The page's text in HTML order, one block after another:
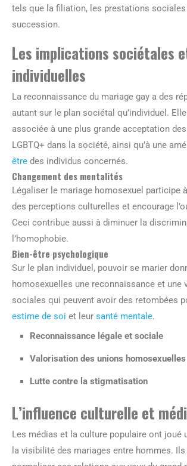
tels que la filiation, les prestations
succession.
Les implications sociétales
individuelles
La reconnaissance du mariage gay a des
autant sur le plan sociétal qu’individuel.
associée à une plus grande acceptation
LGBTQ+ dans la société, ainsi qu’à une
être des individus concernés.
Changement des mentalités
Légaliser le mariage homosexuel participe
des perceptions culturelles et encourage
Ceci contribue aussi à diminuer la
l’homophobie.
Bien-être psychologique
Sur le plan individuel, pouvoir se marier
homosexuelles une reconnaissance et une
sociales qui peuvent avoir des retombées
estime de soi et leur santé mentale.
Reconnaissance légale et sociale
Valorisation des unions homosexuelles
Lutte contre la stigmatisation
L’influence culturelle et
Les médias et la culture populaire ont joué
la visibilité des mariages entre hommes.